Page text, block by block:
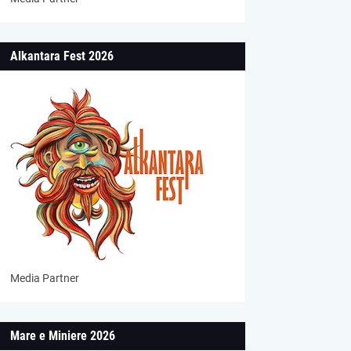
Alkantara Fest 2026
Media Partner
Mare e Miniere 2026